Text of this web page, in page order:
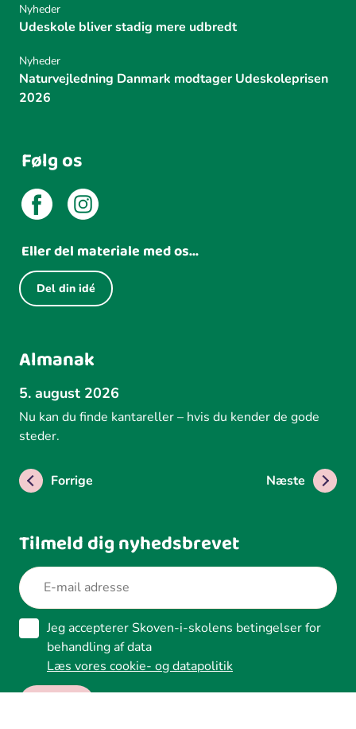
Nyheder
Udeskole bliver stadig mere udbredt
Nyheder
Naturvejledning Danmark modtager Udeskoleprisen
2026
Følg os
Eller del materiale med os...
Del din idé
Almanak
5. august 2026
Nu kan du finde kantareller – hvis du kender de gode
steder.
Forrige Næste
Tilmeld dig nyhedsbrevet
Jeg accepterer Skoven-i-skolens betingelser for
behandling af data
Læs vores cookie- og datapolitik